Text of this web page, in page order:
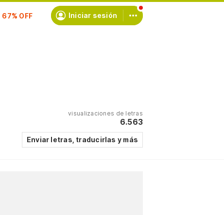
Suscríbete Iniciar sesión
visualizaciones de letras
6.563
Enviar letras, traducirlas y más